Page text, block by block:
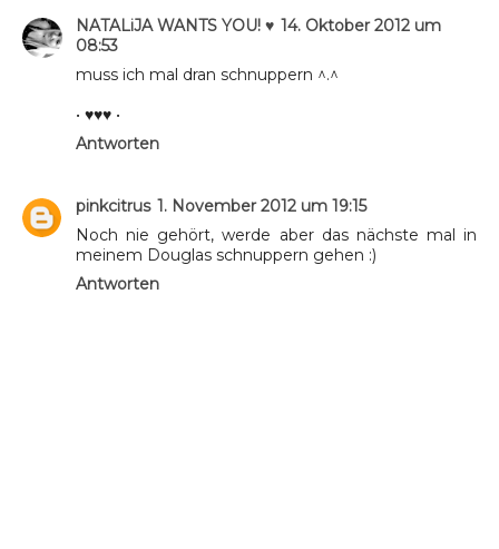
NATALiJA WANTS YOU! ♥ 14. Oktober 2012 um
08:53
muss ich mal dran schnuppern ^.^
• ♥♥♥ •
Antworten
pinkcitrus 1. November 2012 um 19:15
Noch nie gehört, werde aber das nächste mal in
meinem Douglas schnuppern gehen :)
Antworten